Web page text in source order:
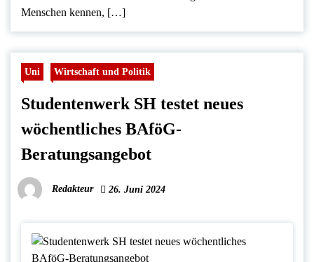
Menschen kennen, […]
Uni Wirtschaft und Politik
Studentenwerk SH testet neues
wöchentliches BAföG-
Beratungsangebot
Redakteur 26. Juni 2024